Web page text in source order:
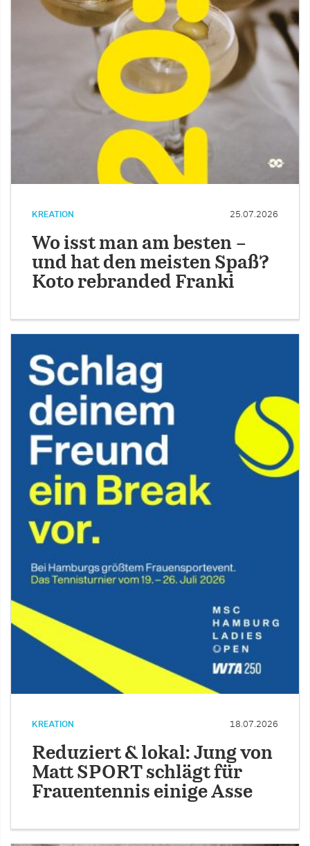
KREATION 25.07.2026
Wo isst man am besten –
und hat den meisten Spaß?
Koto rebranded Franki
KREATION 18.07.2026
Reduziert & lokal: Jung von
Matt SPORT schlägt für
Frauentennis einige Asse